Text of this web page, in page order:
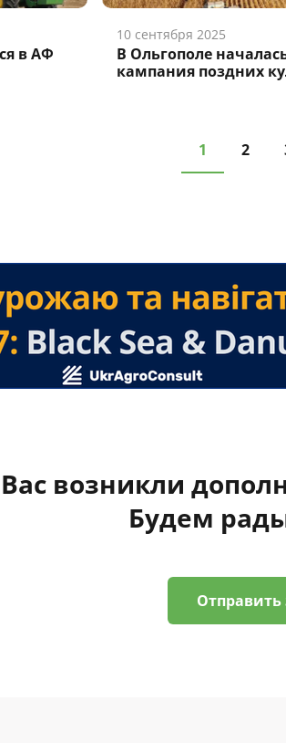
в АФ
10 сентября 2025
В Ольгополе
кампания поздних
1 2
возникли
Будем
Отправить